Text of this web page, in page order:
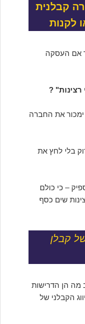
קבלנית
לקנות
אם העסקה
?
ימכור את החברה
בלי לחץ את
– כי כולם
שים כסף
קבלן
מה הן הדרישות
הקבלני של